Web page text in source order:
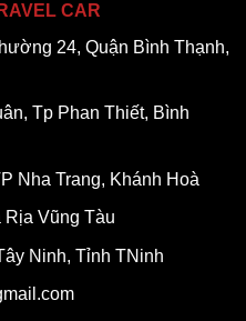
CAR
24, Quận Bình Thạnh,
Tp Phan Thiết, Bình
Nha Trang, Khánh Hoà
Vũng Tàu
Ninh, Tỉnh TNinh